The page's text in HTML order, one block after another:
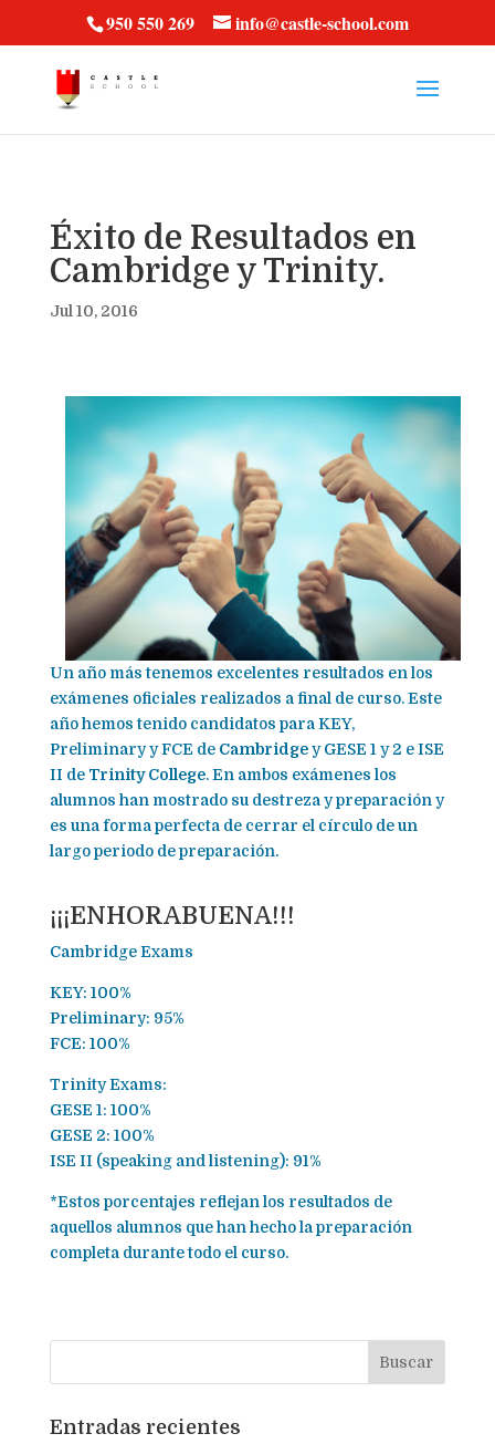
950 550 269 info@castle-school.com
Éxito de Resultados en
Cambridge y Trinity.
Jul 10, 2016
Un año más tenemos excelentes resultados en los
exámenes oficiales realizados a final de curso. Este
año hemos tenido candidatos para KEY,
Preliminary y FCE de Cambridgey GESE 1 y 2 e ISE
II de Trinity College. En ambos exámenes los
alumnos han mostrado su destreza y preparación y
es una forma perfecta de cerrar el círculo de un
largo periodo de preparación.
¡¡¡ENHORABUENA!!!
Cambridge Exams
KEY: 100%
Preliminary: 95%
FCE: 100%
Trinity Exams:
GESE 1: 100%
GESE 2: 100%
ISE II (speaking and listening): 91%
*Estos porcentajes reflejan los resultados de
aquellos alumnos que han hecho la preparación
completa durante todo el curso.
Entradas recientes